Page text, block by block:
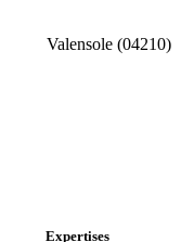
Valensole (04210)
Expertises